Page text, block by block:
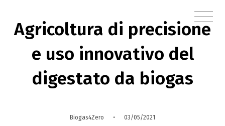
Agricoltura di precisione
e uso innovativo del
digestato da biogas
Biogas4Zero · 03/05/2021